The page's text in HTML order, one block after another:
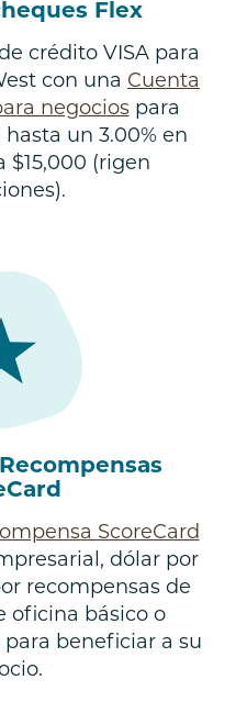
Flex
crédito VISA para
con una Cuenta
negociospara
un 3.00% en
$15,000 (rigen
ScoreCard
dólar por
recompensas de
oficina básico o
beneficiar a su